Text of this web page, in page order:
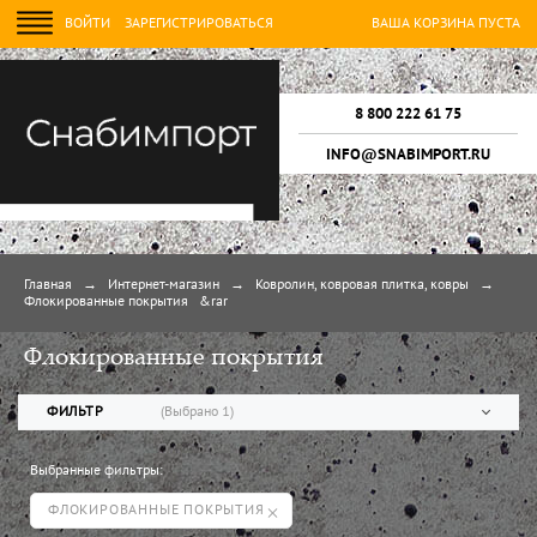
ВОЙТИ ЗАРЕГИСТРИРОВАТЬСЯ ВАША КОРЗИНА ПУСТА
8 800 222 61 75
INFO@SNABIMPORT.RU
Главная → Интернет-магазин → Ковролин, ковровая плитка, ковры
→
Флокированные покрытия
&rar
Флокированные покрытия
ФИЛЬТР (Выбрано 1)
Скидки, Новинки, Хиты продаж
Выбранные фильтры:
ФЛОКИРОВАННЫЕ ПОКРЫТИЯ